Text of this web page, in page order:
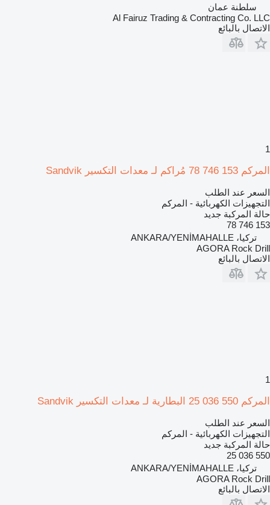
سلطنة عمان
Al Fairuz Trading & Contracting Co. LLC
الاتصال بالبائع
1
المركم 153 746 78 مُراكم لـ معدات التكسير Sandvik
السعر عند الطلب
التجهيزات الكهربائية - المركم
حالة المركبة جديد
153 746 78
تركيا، ANKARA/YENİMAHALLE
AGORA Rock Drill
الاتصال بالبائع
1
المركم 550 036 25 البطارية لـ معدات التكسير Sandvik
السعر عند الطلب
التجهيزات الكهربائية - المركم
حالة المركبة جديد
550 036 25
تركيا، ANKARA/YENİMAHALLE
AGORA Rock Drill
الاتصال بالبائع